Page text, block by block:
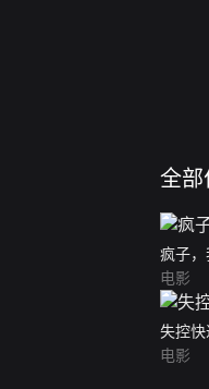
全部
疯子
电影
失控快
电影